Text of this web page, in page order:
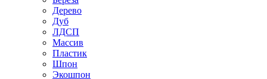
Дерево
Дуб
ЛДСП
Массив
Пластик
Шпон
Экошпон